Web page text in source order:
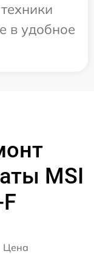
в удобное
MSI
Цена